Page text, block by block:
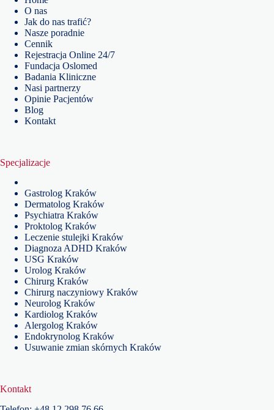
O nas
Jak do nas trafić?
Nasze poradnie
Cennik
Rejestracja Online 24/7
Fundacja Oslomed
Badania Kliniczne
Nasi partnerzy
Opinie Pacjentów
Blog
Kontakt
Specjalizacje
Gastrolog Kraków
Dermatolog Kraków
Psychiatra Kraków
Proktolog Kraków
Leczenie stulejki Kraków
Diagnoza ADHD Kraków
USG Kraków
Urolog Kraków
Chirurg Kraków
Chirurg naczyniowy Kraków
Neurolog Kraków
Kardiolog Kraków
Alergolog Kraków
Endokrynolog Kraków
Usuwanie zmian skórnych Kraków
Kontakt